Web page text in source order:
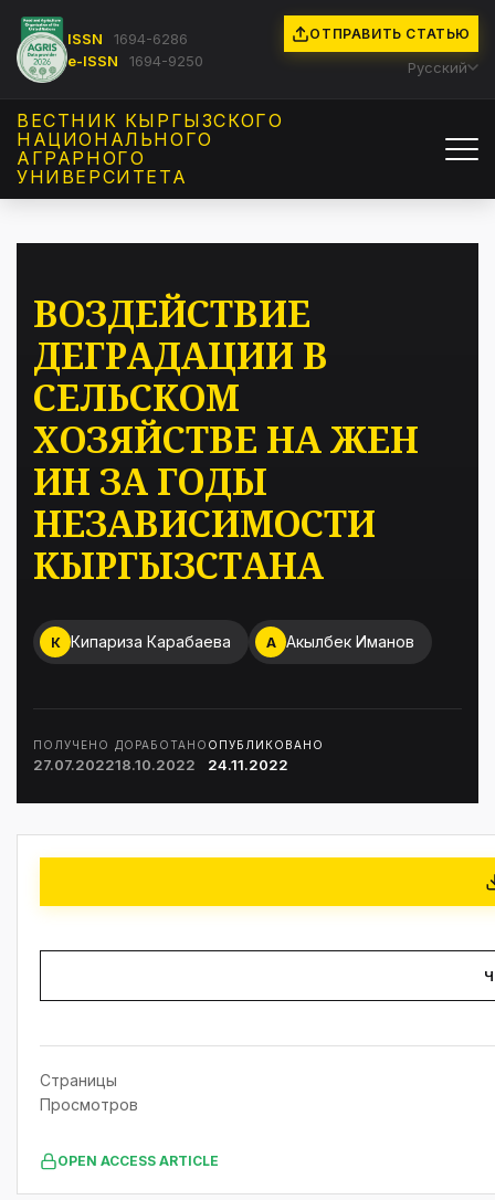
ISSN
1694-6286
e-ISSN
1694-9250
ОТПРАВИТЬ СТАТЬЮ
Русский
ВЕСТНИК КЫРГЫЗCКОГО
НАЦИОНАЛЬНОГО
АГРАРНОГО
УНИВЕРСИТЕТА
ВОЗДЕЙСТВИЕ
ДЕГРАДАЦИИ В
СЕЛЬСКОМ
ХОЗЯЙСТВЕ НА ЖЕН
ИН ЗА ГОДЫ
НЕЗАВИСИМОСТИ
КЫРГЫЗСТАНА
К Кипариза Карабаева А Акылбек Иманов
ПОЛУЧЕНО
27.07.2022
ДОРАБОТАНО
18.10.2022
ОПУБЛИКОВАНО
24.11.2022
Страницы
Просмотров
OPEN ACCESS ARTICLE